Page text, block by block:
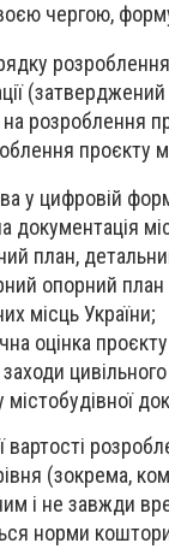
чергою,
розроблення
проєкту
у цифровій
документація
план,
опорний
місць України;
оцінка
(зокрема,
і не завжди
норми